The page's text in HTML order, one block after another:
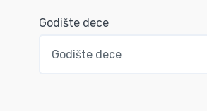
Godište dece